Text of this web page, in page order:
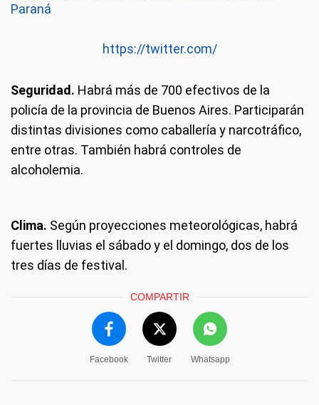
Paraná
https://twitter.com/
Seguridad. Habrá más de 700 efectivos de la
policía de la provincia de Buenos Aires. Participarán
distintas divisiones como caballería y narcotráfico,
entre otras. También habrá controles de
alcoholemia.
Clima. Según proyecciones meteorológicas, habrá
fuertes lluvias el sábado y el domingo, dos de los
tres días de festival.
COMPARTIR
Facebook Twitter Whatsapp